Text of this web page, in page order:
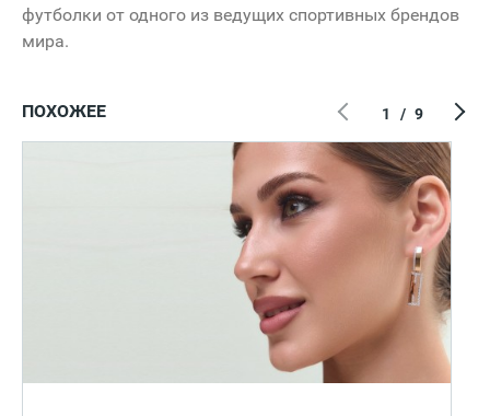
футболки от одного из ведущих спортивных брендов
мира.
ПОХОЖЕЕ 1 / 9